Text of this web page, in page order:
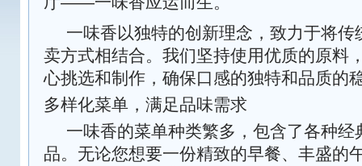
一味香以独特的创新理念，致力于将传
卖方式相结合。我们坚持使用优质的原料
心挑选和制作，确保口感的独特和品质的
多样化菜单，满足品味需求
一味香的菜单种类繁多，包含了各种经
品。无论您想要一份精致的早餐、丰盛的